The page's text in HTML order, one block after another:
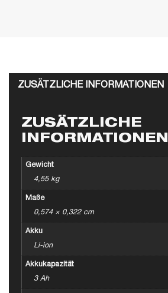
ZUSÄTZLICHE INFORMATIONEN
ZUSÄTZLICHE
INFORMATIONEN
Gewicht
4,55 kg
Maße
0,574 × 0,322 cm
Akku
Li-ion
Akkukapazität
3 Ah